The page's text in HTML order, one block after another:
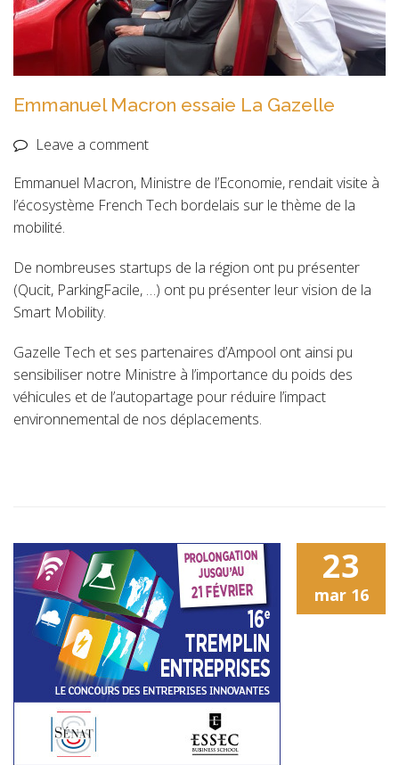
Emmanuel Macron essaie La Gazelle
Leave a comment
Emmanuel Macron, Ministre de l’Economie, rendait visite à
l’écosystème French Tech bordelais sur le thème de la
mobilité.
De nombreuses startups de la région ont pu présenter
(Qucit, ParkingFacile, …) ont pu présenter leur vision de la
Smart Mobility.
Gazelle Tech et ses partenaires d’Ampool ont ainsi pu
sensibiliser notre Ministre à l’importance du poids des
véhicules et de l’autopartage pour réduire l’impact
environnemental de nos déplacements.
23
mar 16